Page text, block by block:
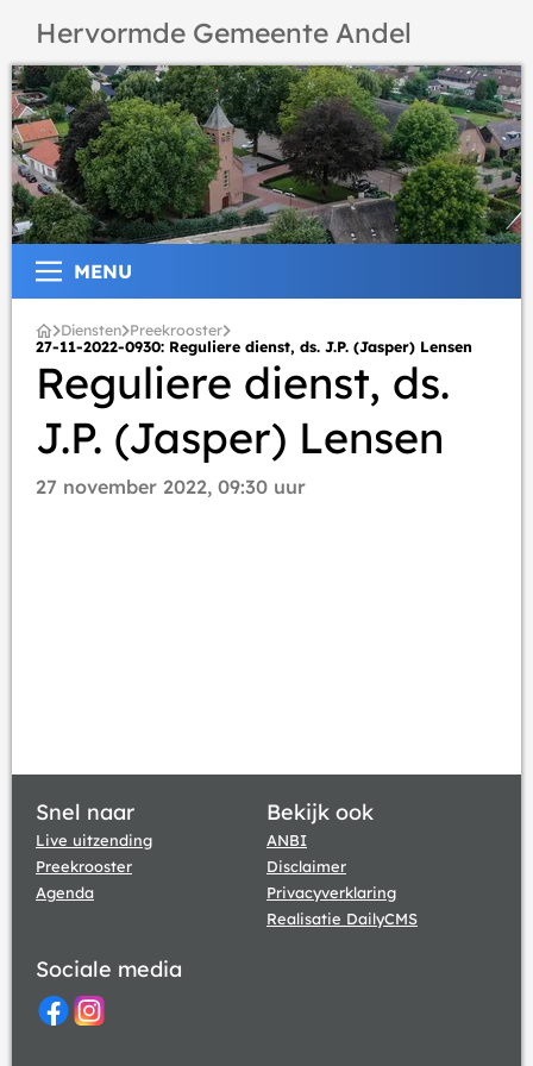
Hervormde Gemeente Andel
MENU
Diensten Preekrooster
27-11-2022-0930: Reguliere dienst, ds. J.P. (Jasper) Lensen
Reguliere dienst, ds.
J.P. (Jasper) Lensen
27 november 2022, 09:30 uur
Snel naar
Live uitzending
Preekrooster
Agenda
Bekijk ook
ANBI
Disclaimer
Privacyverklaring
Realisatie DailyCMS
Sociale media